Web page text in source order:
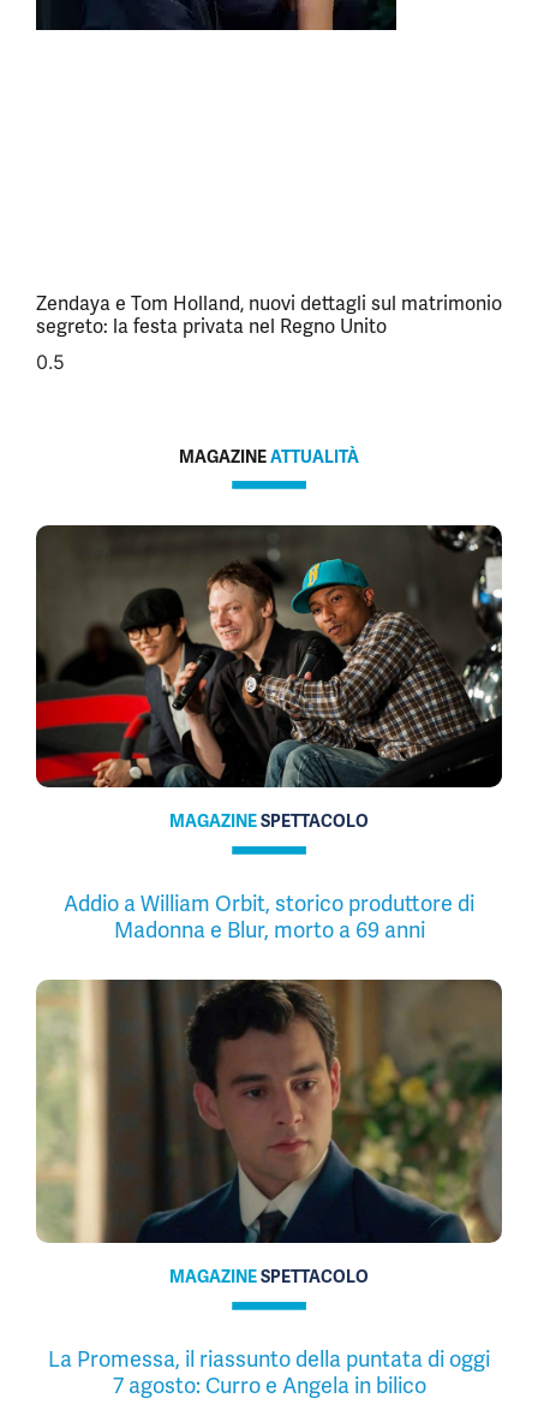
Zendaya e Tom Holland, nuovi dettagli sul matrimonio
segreto: la festa privata nel Regno Unito
MAGAZINEATTUALITÀ
MAGAZINESPETTACOLO
Addio a William Orbit, storico produttore di
Madonna e Blur, morto a 69 anni
MAGAZINESPETTACOLO
La Promessa, il riassunto della puntata di oggi
7 agosto: Curro e Angela in bilico